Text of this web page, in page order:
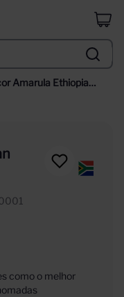
Amarula Ethiopian
como o melhor